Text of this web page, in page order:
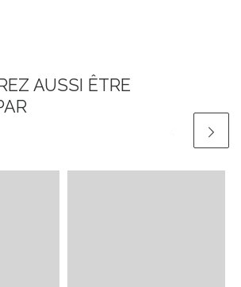
AUSSI ÊTRE